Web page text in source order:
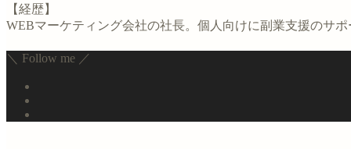
【経歴】
WEBマーケティング会社の社長。個人向けに副業支援のサ
＼ Follow me ／